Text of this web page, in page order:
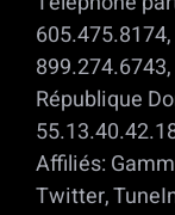
République
Affiliés:
Twitter,